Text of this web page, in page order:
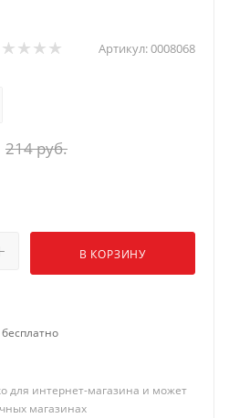
Артикул:0008068
214руб.
В КОРЗИНУ
для интернет-магазина и может
магазинах